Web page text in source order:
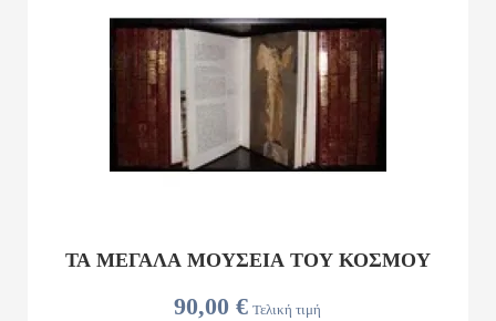
90,00 € Τελική τιμή
ΤΑ ΜΕΓΑΛΑ ΜΟΥΣΕΙΑ ΤΟΥ ΚΟΣΜΟΥ